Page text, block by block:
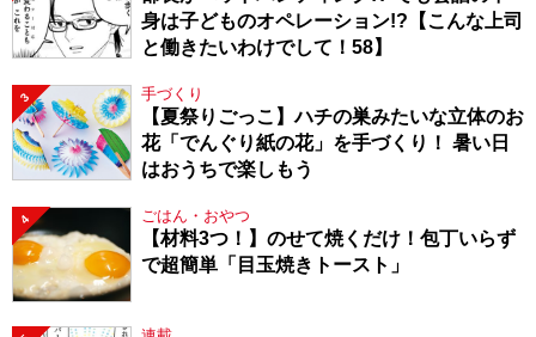
身は子どものオペレーション!?【こんな上司
と働きたいわけでして！58】
3 手づくり
【夏祭りごっこ】ハチの巣みたいな立体のお
花「でんぐり紙の花」を手づくり！ 暑い日
はおうちで楽しもう
4 ごはん・おやつ
【材料3つ！】のせて焼くだけ！包丁いらず
で超簡単「目玉焼きトースト」